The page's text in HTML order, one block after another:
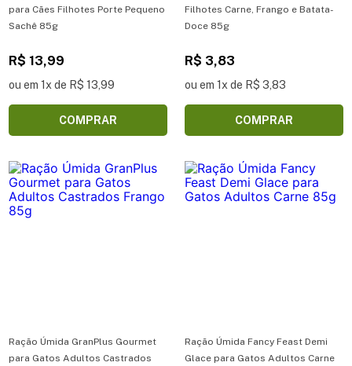
para Cães Filhotes Porte Pequeno
Sachê 85g
R$ 13,99
ou em 1x de R$ 13,99
COMPRAR
Filhotes Carne, Frango e Batata-
Doce 85g
R$ 3,83
ou em 1x de R$ 3,83
COMPRAR
Ração Úmida GranPlus Gourmet
para Gatos Adultos Castrados
Ração Úmida Fancy Feast Demi
Glace para Gatos Adultos Carne